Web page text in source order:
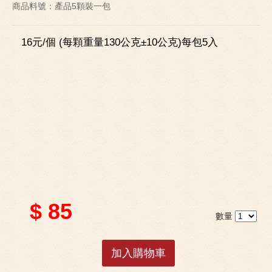
商品料號：產品5顆裝一包
16元/個 (每顆重量130公克±10公克)每包5入
$ 85 數量
加入購物車